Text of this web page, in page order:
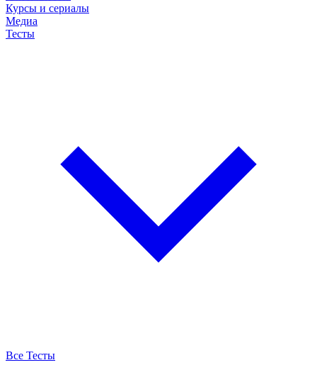
Курсы и сериалы
Медиа
Тесты
Все Тесты